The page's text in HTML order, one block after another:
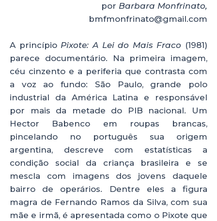
A
p
p
b
o
o
k
k
e
dI
n
a
re
por Barbara Monfrinato,
bmfmonfrinato@gmail.com
A princípio Pixote: A Lei do Mais Fraco (1981)
parece documentário. Na primeira imagem,
céu cinzento e a periferia que contrasta com
a voz ao fundo: São Paulo, grande polo
industrial da América Latina e responsável
por mais da metade do PIB nacional. Um
Hector Babenco em roupas brancas,
pincelando no português sua origem
argentina, descreve com estatísticas a
condição social da criança brasileira e se
mescla com imagens dos jovens daquele
bairro de operários. Dentre eles a figura
magra de Fernando Ramos da Silva, com sua
mãe e irmã, é apresentada como o Pixote que